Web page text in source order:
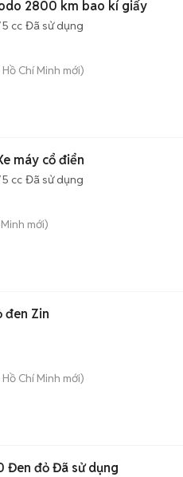
2800 km bao kí giấy
cc Đã sử dụng
Hồ Chí Minh mới)
máy cổ điển
cc Đã sử dụng
mới)
đen Zin
Hồ Chí Minh mới)
Đen đỏ Đã sử dụng